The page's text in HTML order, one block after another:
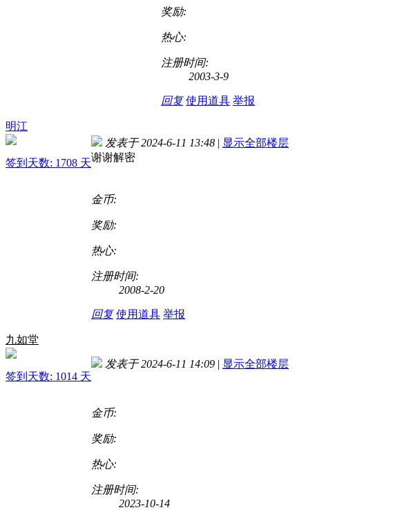
奖励:
热心:
注册时间:
2003-3-9
回复 使用道具 举报
明江
签到天数: 1708 天
发表于 2024-6-11 13:48 | 显示全部楼层
谢谢解密
金币:
奖励:
热心:
注册时间:
2008-2-20
回复 使用道具 举报
九如堂
签到天数: 1014 天
发表于 2024-6-11 14:09 | 显示全部楼层
金币:
奖励:
热心:
注册时间:
2023-10-14